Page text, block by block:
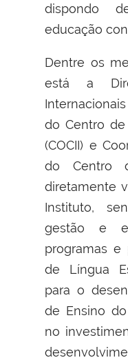
dispondo
educação
Dentre os
está a
do Centro
(COCII) e
do Centro
diretamente
Instituto,
gestão e
programas e
de Língua
para o
de Ensino
no